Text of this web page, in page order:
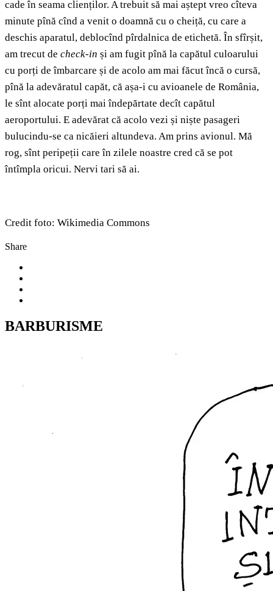
cade în seama clienților. A trebuit să mai aștept vreo cîteva
minute pînă cînd a venit o doamnă cu o cheiță, cu care a
deschis aparatul, deblocînd pîrdalnica de etichetă. În sfîrșit,
am trecut de check-in și am fugit pînă la capătul culoarului
cu porți de îmbarcare și de acolo am mai făcut încă o cursă,
pînă la adevăratul capăt, că așa-i cu avioanele de România,
le sînt alocate porți mai îndepărtate decît capătul
aeroportului. E adevărat că acolo vezi și niște pasageri
bulucindu-se ca nicăieri altundeva. Am prins avionul. Mă
rog, sînt peripeții care în zilele noastre cred că se pot
întîmpla oricui. Nervi tari să ai.
Credit foto: Wikimedia Commons
Share
BARBURISME